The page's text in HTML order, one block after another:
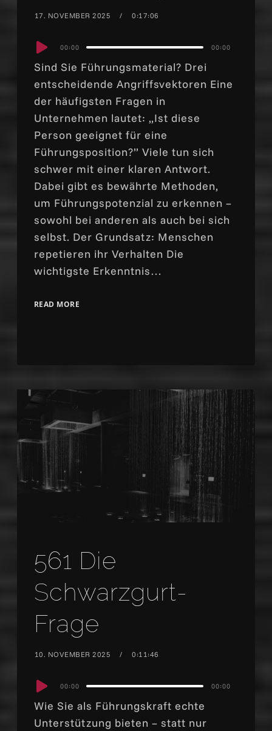
17. NOVEMBER 2025 0:17:06
Audio00:00 00:00
Sind Sie Führungsmaterial? Drei
entscheidende Angriffsvektoren Eine
der häufigsten Fragen in
Unternehmen lautet: „Ist diese
Person geeignet für eine
Führungsposition?” Viele tun sich
schwer mit einer klaren Antwort.
Dabei gibt es bewährte Methoden,
um Führungspotenzial zu erkennen –
sowohl bei anderen als auch bei sich
selbst. Der Grundsatz: Menschen
repetieren ihr Verhalten Die
wichtigste Erkenntnis…
READ MORE
561 Die
Schwarzgurt-
Frage
10. NOVEMBER 2025 0:11:46
Audio00:00 00:00
Wie Sie als Führungskraft echte
Unterstützung bieten – statt nur